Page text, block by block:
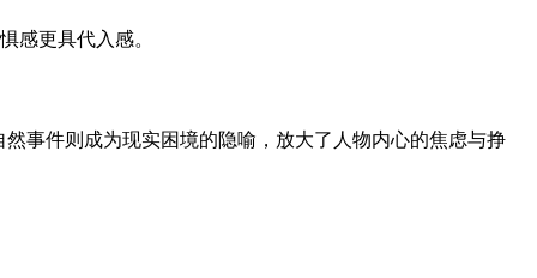
感更具代入感。
事件则成为现实困境的隐喻，放大了人物内心的焦虑与挣